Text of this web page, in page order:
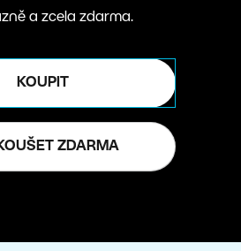
a zcela zdarma.
KOUPIT
ZDARMA